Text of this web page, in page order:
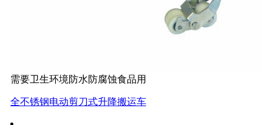
需要卫生环境防水防腐蚀食品用
全不锈钢电动剪刀式升降搬运车